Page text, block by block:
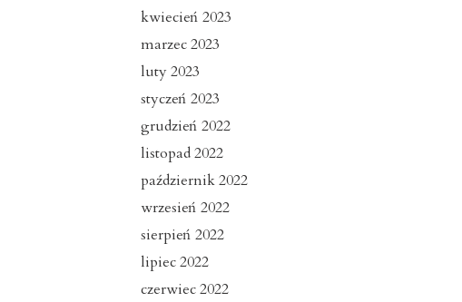
kwiecień 2023
marzec 2023
luty 2023
styczeń 2023
grudzień 2022
listopad 2022
październik 2022
wrzesień 2022
sierpień 2022
lipiec 2022
czerwiec 2022